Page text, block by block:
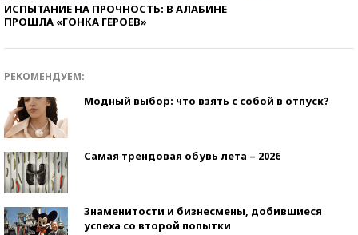
ИСПЫТАНИЕ НА ПРОЧНОСТЬ: В АЛАБИНЕ
ПРОШЛА «ГОНКА ГЕРОЕВ»
РЕКОМЕНДУЕМ:
Модный выбор: что взять с собой в отпуск?
Самая трендовая обувь лета – 2026
Знаменитости и бизнесмены, добившиеся
успеха со второй попытки